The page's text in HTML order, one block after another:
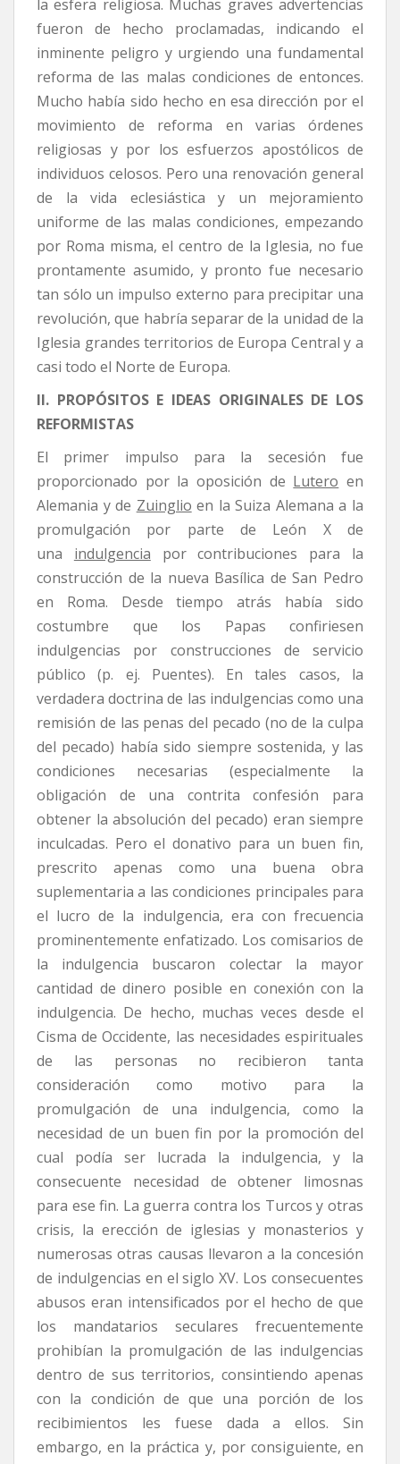
la esfera religiosa. Muchas graves advertencias
fueron de hecho proclamadas, indicando el
inminente peligro y urgiendo una fundamental
reforma de las malas condiciones de entonces.
Mucho había sido hecho en esa dirección por el
movimiento de reforma en varias órdenes
religiosas y por los esfuerzos apostólicos de
individuos celosos. Pero una renovación general
de la vida eclesiástica y un mejoramiento
uniforme de las malas condiciones, empezando
por Roma misma, el centro de la Iglesia, no fue
prontamente asumido, y pronto fue necesario
tan sólo un impulso externo para precipitar una
revolución, que habría separar de la unidad de la
Iglesia grandes territorios de Europa Central y a
casi todo el Norte de Europa.
II. PROPÓSITOS E IDEAS ORIGINALES DE LOS
REFORMISTAS
El primer impulso para la secesión fue
proporcionado por la oposición de Lutero en
Alemania y de Zuinglio en la Suiza Alemana a la
promulgación por parte de León X de
una indulgencia por contribuciones para la
construcción de la nueva Basílica de San Pedro
en Roma. Desde tiempo atrás había sido
costumbre que los Papas confiriesen
indulgencias por construcciones de servicio
público (p. ej. Puentes). En tales casos, la
verdadera doctrina de las indulgencias como una
remisión de las penas del pecado (no de la culpa
del pecado) había sido siempre sostenida, y las
condiciones necesarias (especialmente la
obligación de una contrita confesión para
obtener la absolución del pecado) eran siempre
inculcadas. Pero el donativo para un buen fin,
prescrito apenas como una buena obra
suplementaria a las condiciones principales para
el lucro de la indulgencia, era con frecuencia
prominentemente enfatizado. Los comisarios de
la indulgencia buscaron colectar la mayor
cantidad de dinero posible en conexión con la
indulgencia. De hecho, muchas veces desde el
Cisma de Occidente, las necesidades espirituales
de las personas no recibieron tanta
consideración como motivo para la
promulgación de una indulgencia, como la
necesidad de un buen fin por la promoción del
cual podía ser lucrada la indulgencia, y la
consecuente necesidad de obtener limosnas
para ese fin. La guerra contra los Turcos y otras
crisis, la erección de iglesias y monasterios y
numerosas otras causas llevaron a la concesión
de indulgencias en el siglo XV. Los consecuentes
abusos eran intensificados por el hecho de que
los mandatarios seculares frecuentemente
prohibían la promulgación de las indulgencias
dentro de sus territorios, consintiendo apenas
con la condición de que una porción de los
recibimientos les fuese dada a ellos. Sin
embargo, en la práctica y, por consiguiente, en